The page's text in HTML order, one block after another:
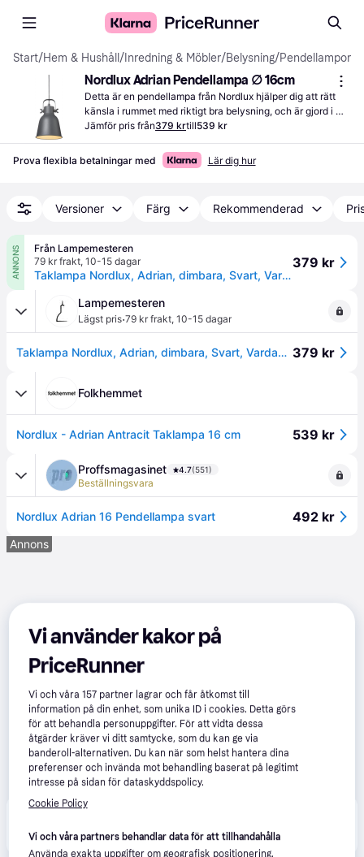
Start/Hem & Hushåll / Inredning & Möbler/Belysning/Pendellampor
Nordlux Adrian Pendellampa ∅ 16cm
Detta är en pendellampa från Nordlux hjälper dig att rätt
känsla i rummet med riktigt bra belysning, och är gjord i
metall.
Jämför pris från379 krtill539 kr
Prova flexibla betalningar med Lär dig hur
Versioner Färg Rekommenderad
ANNONS
Från Lampemesteren
79 kr frakt, 10-15 dagar
Taklampa Nordlux, Adrian, dimbara, Svart, Vardagsrum, Metall, Skandinavisk
379 kr
Lampemesteren
Lägst pris·79 kr frakt, 10-15 dagar
Taklampa Nordlux, Adrian, dimbara, Svart, Vardagsrum, Metall, Skandinavisk 379 kr
Folkhemmet
Nordlux - Adrian Antracit Taklampa 16 cm 539 kr
Proffsmagasinet 4.7(551)
Beställningsvara
Nordlux Adrian 16 Pendellampa svart 492 kr
Annons
samarbeta med PriceRunner.
Vi använder kakor på
PriceRunner
Vi och våra157 partner lagrar och får åtkomst till
information på din enhet, som unika ID i cookies. Detta görs
för att behandla personuppgifter. För att vidta dessa
åtgärder kräver vi ditt samtycke, som du kan ge via
banderoll-alternativen. Du kan när som helst hantera dina
preferenser och invända mot behandling baserat på legitimt
intresse på sidan för dataskyddspolicy.
Cookie Policy
Vi och våra partners behandlar data för att tillhandahålla
Använda exakta uppgifter om geografisk positionering.